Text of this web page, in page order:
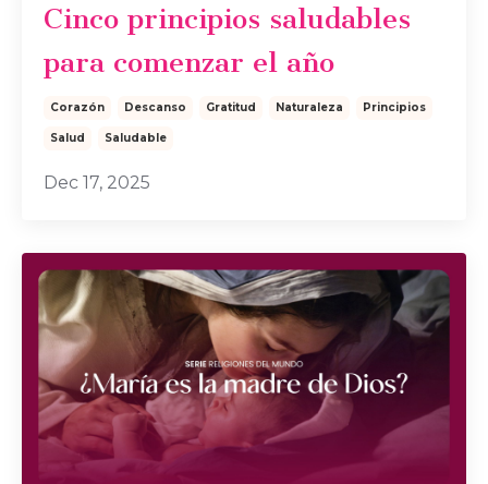
Cinco principios saludables
para comenzar el año
Corazón Descanso Gratitud Naturaleza Principios
Salud Saludable
Dec 17, 2025